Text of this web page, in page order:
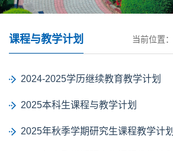
课程与教学计划 当前位置：
2024-2025学历继续教育教学计划
2025本科生课程与教学计划
2025年秋季学期研究生课程教学计划